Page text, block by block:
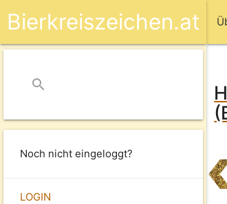
Bierkreiszeichen.at
search
Noch nicht eingeloggt?
LOGIN